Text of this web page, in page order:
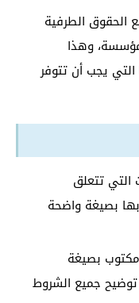
الحقوق الطرفية
وهذا
يجب أن تتوفر
التي تتعلق
بصيغة واضحة
بصيغة
جميع الشروط